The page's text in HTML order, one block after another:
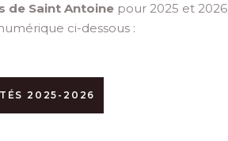
de Saint Antoine pour 2025 et 2026
ci-dessous :
2025-2026